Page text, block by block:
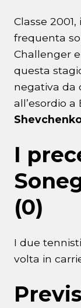
Classe
frequenta
Challenger
questa
negativa da
all’esordio a
I
(0)
I due
volta in